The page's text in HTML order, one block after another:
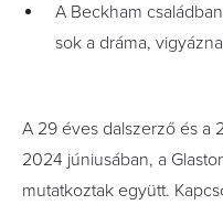
A Beckham
sok a dráma,
A 29 éves dalszerző és a
2024 júniusában, a
mutatkoztak együtt.